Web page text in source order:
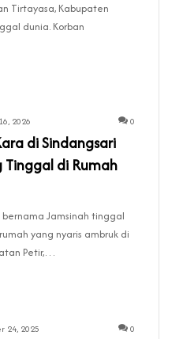
Tirtayasa, Kabupaten
dunia. Korban
2026 0
di Sindangsari
Tinggal di Rumah
bernama Jamsinah tinggal
yang nyaris ambruk di
Petir,…
24, 2025 0